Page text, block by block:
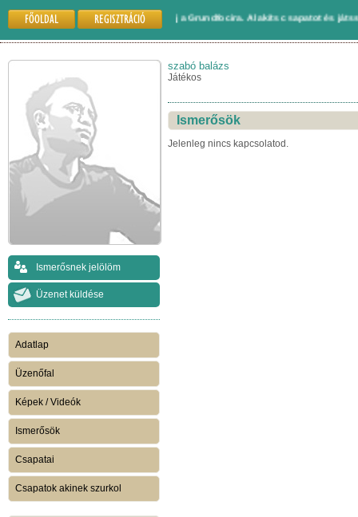
FŐOLDAL REGISZTRÁCIÓ
Gyere és regisztrálj a Grundfocira. Alakíts csapatot és játssz
Ismerősnek jelölöm
Üzenet küldése
Adatlap
Üzenőfal
Képek / Videók
Ismerősök
Csapatai
Csapatok akinek szurkol
szabó balázs
Játékos
Ismerősök
Jelenleg nincs kapcsolatod.